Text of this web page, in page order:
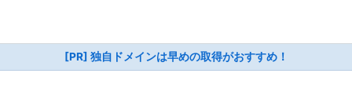
[PR] 独自ドメインは早めの取得がおすすめ！